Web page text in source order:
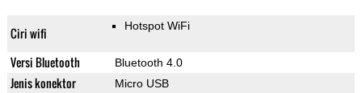
Ciri wifi Hotspot WiFi
Versi Bluetooth Bluetooth 4.0
Jenis konektor Micro USB